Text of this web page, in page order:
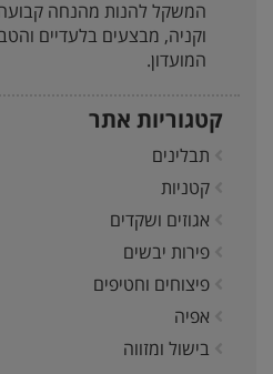
וקניה, מבצעים בלעדיים
המועדון.
קטגוריות אתר
תבלינים
קטניות
אגוזים ושקדים
פירות יבשים
פיצוחים וחטיפים
אפיה
בישול ומזווה